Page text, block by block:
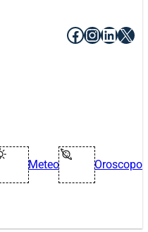
Facebook
X
Meteo Oroscopo